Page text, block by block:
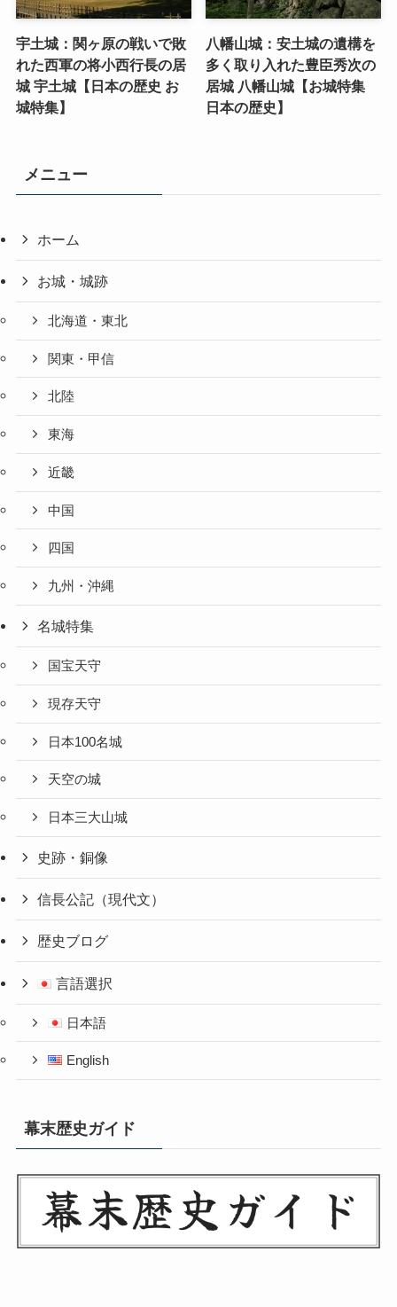
宇土城：関ヶ原の戦いで敗
れた西軍の将小西行長の居
城 宇土城【日本の歴史 お
城特集】
八幡山城：安土城の遺構を
多く取り入れた豊臣秀次の
居城 八幡山城【お城特集
日本の歴史】
メニュー
ホーム
お城・城跡
北海道・東北
関東・甲信
北陸
東海
近畿
中国
四国
九州・沖縄
名城特集
国宝天守
現存天守
日本100名城
天空の城
日本三大山城
史跡・銅像
信長公記（現代文）
歴史ブログ
言語選択
日本語
English
幕末歴史ガイド